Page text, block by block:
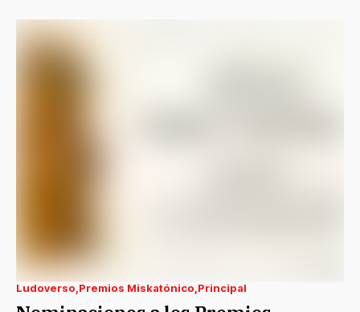
Ludoverso Premios Miskatónico Principal